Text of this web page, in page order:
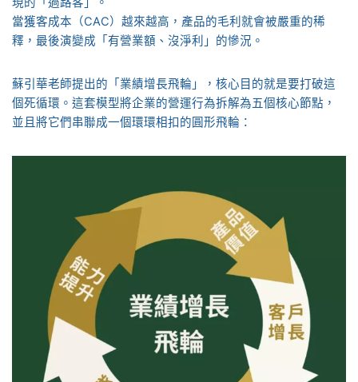
當獲客成本（CAC）越來越高，產品的毛利就會被嚴重的稀
釋，最後演變成「有營業額、沒淨利」的慘況。
蘇引華老師提出的「業績增長飛輪」，核心目的就是要打破這
個死循環。這套模型將企業的營運行為拆解為五個核心節點，
並且將它們串聯成一個環環相扣的圓形飛輪：